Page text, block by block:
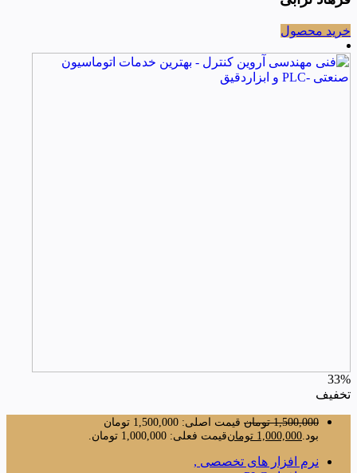
خرید محصول
33%
تخفیف
1,500,000 تومان
قیمت اصلی: 1,500,000 تومان
بود. 1,000,000 تومانقیمت فعلی: 1,000,000 تومان.
نرم افزار های تخصصی ,